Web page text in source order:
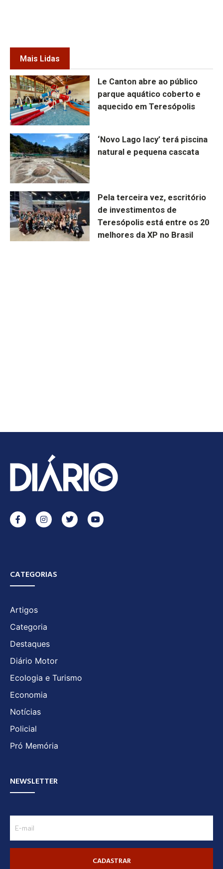
Mais Lidas
Le Canton abre ao público
parque aquático coberto e
aquecido em Teresópolis
‘Novo Lago Iacy’ terá piscina
natural e pequena cascata
Pela terceira vez, escritório
de investimentos de
Teresópolis está entre os 20
melhores da XP no Brasil
CATEGORIAS
Artigos
Categoria
Destaques
Diário Motor
Ecologia e Turismo
Economia
Notícias
Policial
Pró Memória
NEWSLETTER
CADASTRAR